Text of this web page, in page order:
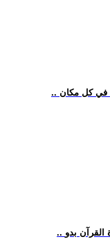
في كل مكان
القرآن بدو